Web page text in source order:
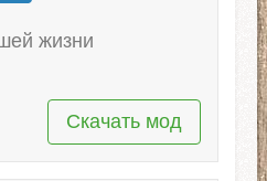
жизни
Скачать мод